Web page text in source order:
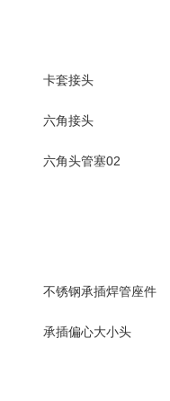
卡套接头
六角接头
六角头管塞02
不锈钢承插焊管座件
承插偏心大小头